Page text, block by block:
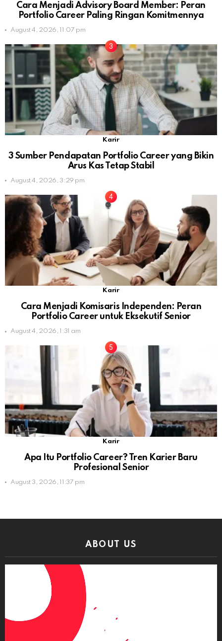
Cara Menjadi Advisory Board Member: Peran
Portfolio Career Paling Ringan Komitmennya
August 4, 2026, 11:07 pm
Karir
3 Sumber Pendapatan Portfolio Career yang Bikin
Arus Kas Tetap Stabil
August 4, 2026, 3:29 pm
Karir
Cara Menjadi Komisaris Independen: Peran
Portfolio Career untuk Eksekutif Senior
August 4, 2026, 1:31 am
Karir
Apa Itu Portfolio Career? Tren Karier Baru
Profesional Senior
August 3, 2026, 11:37 pm
ABOUT US